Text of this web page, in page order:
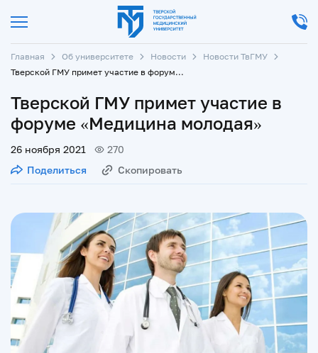
Главная Об университете Новости
Новости ТвГМУ
Тверской ГМУ примет участие в форуме «Медицина молодая»
Тверской ГМУ примет участие в
форуме «Медицина молодая»
26 ноября 2021
270
Поделиться
Скопировать